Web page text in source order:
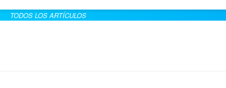
TODOS LOS ARTÍCULOS